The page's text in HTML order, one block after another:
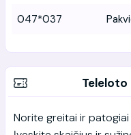
047*037
Norite greitai ir